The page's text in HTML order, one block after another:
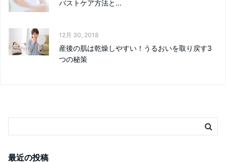
バストケア方法と...
12月 30, 2018
産後の肌は乾燥しやすい！うるおいを取り戻す3
つの秘策
最近の投稿